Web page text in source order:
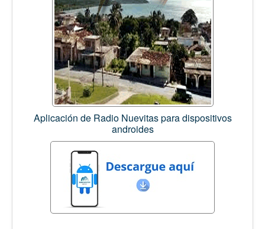
Aplicación de Radio Nuevitas para dispositivos
androides